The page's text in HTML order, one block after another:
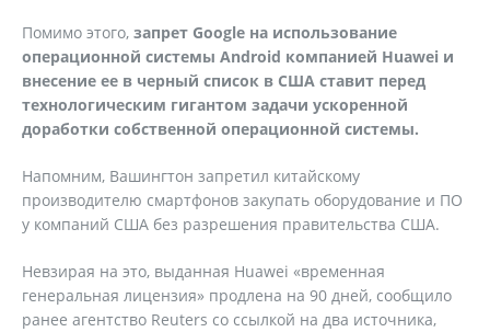
Помимо этого, запрет Google на использование
операционной системы Android компанией Huawei и
внесение ее в черный список в США ставит перед
технологическим гигантом задачи ускоренной
доработки собственной операционной системы.
Напомним, Вашингтон запретил китайскому
производителю смартфонов закупать оборудование и ПО
у компаний США без разрешения правительства США.
Невзирая на это, выданная Huawei «временная
генеральная лицензия» продлена на 90 дней, сообщило
ранее агентство Reuters со ссылкой на два источника,